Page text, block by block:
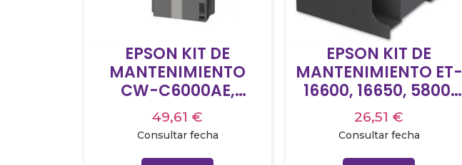
EPSON KIT DE
MANTENIMIENTO
CW-C6000AE,
C6000PE, C6500AE,
C6500PE
49,61 €
Consultar fecha
EPSON KIT DE
MANTENIMIENTO ET-
16600, 16650, 5800,
5850, 5880 SERIES
26,51 €
Consultar fecha